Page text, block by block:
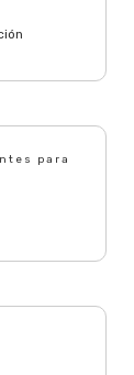
para